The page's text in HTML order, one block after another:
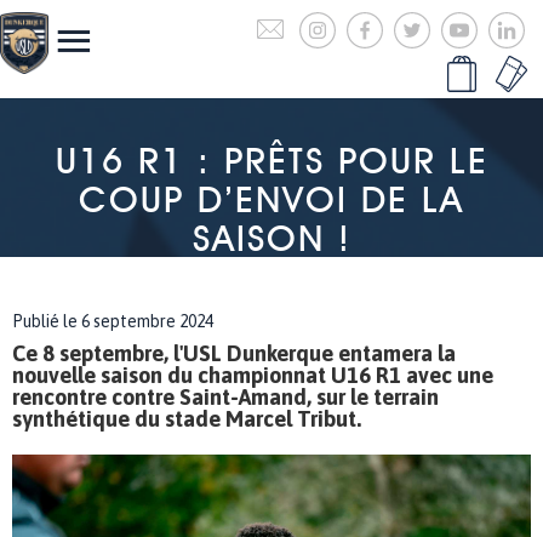
U16 R1 : PRÊTS POUR LE
COUP D’ENVOI DE LA
SAISON !
Publié le 6 septembre 2024
Ce 8 septembre, l'USL Dunkerque entamera la
nouvelle saison du championnat U16 R1 avec une
rencontre contre Saint-Amand, sur le terrain
synthétique du stade Marcel Tribut.